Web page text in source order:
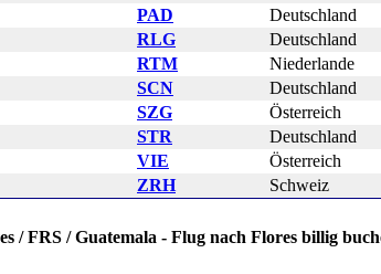
PAD
Deutschland
RLG
Deutschland
RTM
Niederlande
SCN
Deutschland
SZG
Österreich
STR
Deutschland
VIE
Österreich
ZRH Schweiz
/ FRS / Guatemala - Flug nach Flores billig